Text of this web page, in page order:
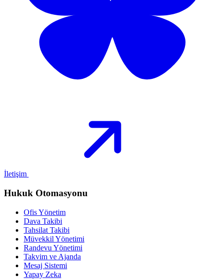
İletişim
Hukuk Otomasyonu
Ofis Yönetim
Dava Takibi
Tahsilat Takibi
Müvekkil Yönetimi
Randevu Yönetimi
Takvim ve Ajanda
Mesaj Sistemi
Yapay Zeka